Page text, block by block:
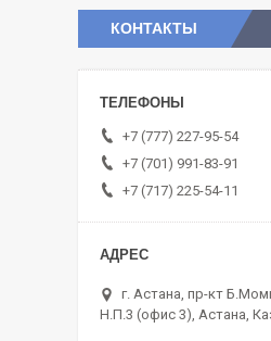
КОНТАКТЫ
+7 (777) 227-95-54
+7 (701) 991-83-91
+7 (717) 225-54-11
г. Астана, пр-кт
Н.П.3 (офис 3), Астана,